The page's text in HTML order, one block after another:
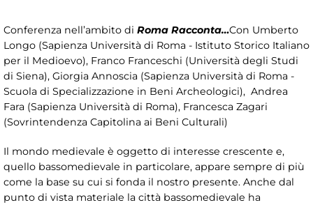
Conferenza nell’ambito di Roma Racconta…Con Umberto
Longo (Sapienza Università di Roma - Istituto Storico Italiano
per il Medioevo), Franco Franceschi (Università degli Studi
di Siena), Giorgia Annoscia (Sapienza Università di Roma -
Scuola di Specializzazione in Beni Archeologici), Andrea
Fara (Sapienza Università di Roma), Francesca Zagari
(Sovrintendenza Capitolina ai Beni Culturali)
Il mondo medievale è oggetto di interesse crescente e,
quello bassomedievale in particolare, appare sempre di più
come la base su cui si fonda il nostro presente. Anche dal
punto di vista materiale la città bassomedievale ha